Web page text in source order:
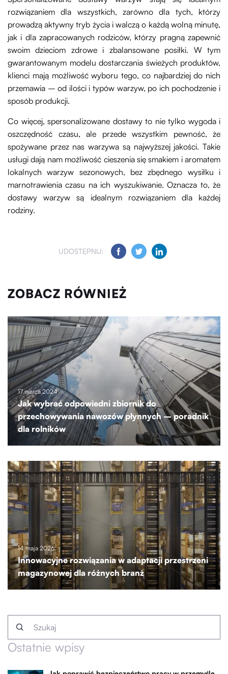
rozwiązaniem dla wszystkich, zarówno dla tych, którzy
prowadzą aktywny tryb życia i walczą o każdą wolną minutę,
jak i dla zapracowanych rodziców, którzy pragną zapewnić
swoim dzieciom zdrowe i zbalansowane posiłki. W tym
gwarantowanym modelu dostarczania świeżych produktów,
klienci mają możliwość wyboru tego, co najbardziej do nich
przemawia – od ilości i typów warzyw, po ich pochodzenie i
sposób produkcji.
Co więcej, spersonalizowane dostawy to nie tylko wygoda i
oszczędność czasu, ale przede wszystkim pewność, że
spożywane przez nas warzywa są najwyższej jakości. Takie
usługi dają nam możliwość cieszenia się smakiem i aromatem
lokalnych warzyw sezonowych, bez zbędnego wysiłku i
marnotrawienia czasu na ich wyszukiwanie. Oznacza to, że
dostawy warzyw są idealnym rozwiązaniem dla każdej
rodziny.
UDOSTĘPNIJ:
ZOBACZ RÓWNIEŻ
17 marca 2024
Jak wybrać odpowiedni zbiornik do
przechowywania nawozów płynnych – poradnik
dla rolników
14 maja 2026
Innowacyjne rozwiązania w adaptacji przestrzeni
magazynowej dla różnych branż
Ostatnie wpisy